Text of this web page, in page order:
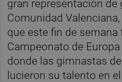
gran representación de
Comunidad
que este fin de semana
Campeonato de
donde las gimnastas
lucieron su talento en